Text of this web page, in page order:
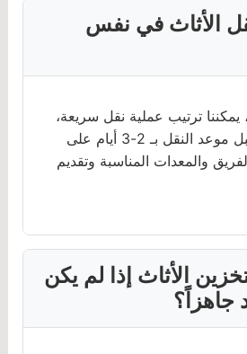
الأثاث في نفس
يمكننا ترتيب عملية نقل سريعة،
لكن يفضل الحجز قبل موعد النقل بـ 2-3 أيام على
والمعدات المناسبة وتقديم
الأثاث إذا لم يكن
جاهزاً؟